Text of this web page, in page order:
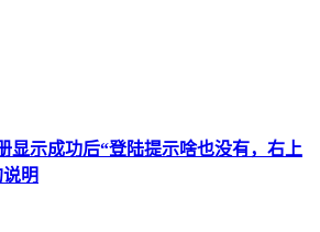
显示成功后“登陆提示啥也没有，右上
明